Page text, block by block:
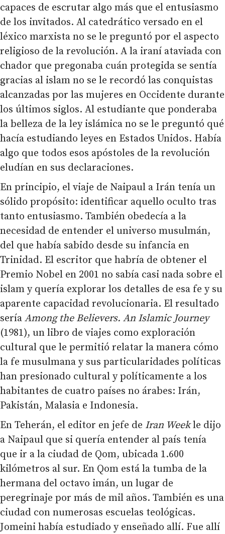
capaces de escrutar algo más que el entusiasmo
de los invitados. Al catedrático versado en el
léxico marxista no se le preguntó por el aspecto
religioso de la revolución. A la iraní ataviada con
chador que pregonaba cuán protegida se sentía
gracias al islam no se le recordó las conquistas
alcanzadas por las mujeres en Occidente durante
los últimos siglos. Al estudiante que ponderaba
la belleza de la ley islámica no se le preguntó qué
hacía estudiando leyes en Estados Unidos. Había
algo que todos esos apóstoles de la revolución
eludían en sus declaraciones.
En principio, el viaje de Naipaul a Irán tenía un
sólido propósito: identificar aquello oculto tras
tanto entusiasmo. También obedecía a la
necesidad de entender el universo musulmán,
del que había sabido desde su infancia en
Trinidad. El escritor que habría de obtener el
Premio Nobel en 2001 no sabía casi nada sobre el
islam y quería explorar los detalles de esa fe y su
aparente capacidad revolucionaria. El resultado
sería Among the Believers. An Islamic Journey
(1981), un libro de viajes como exploración
cultural que le permitió relatar la manera cómo
la fe musulmana y sus particularidades políticas
han presionado cultural y políticamente a los
habitantes de cuatro países no árabes: Irán,
Pakistán, Malasia e Indonesia.
En Teherán, el editor en jefe de Iran Weekle dijo
a Naipaul que si quería entender al país tenía
que ir a la ciudad de Qom, ubicada 1.600
kilómetros al sur. En Qom está la tumba de la
hermana del octavo imán, un lugar de
peregrinaje por más de mil años. También es una
ciudad con numerosas escuelas teológicas.
Jomeini había estudiado y enseñado allí. Fue allí